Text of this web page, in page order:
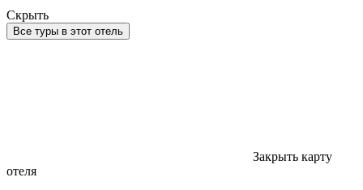
Скрыть
Все туры в этот отель
Закрыть карту
отеля